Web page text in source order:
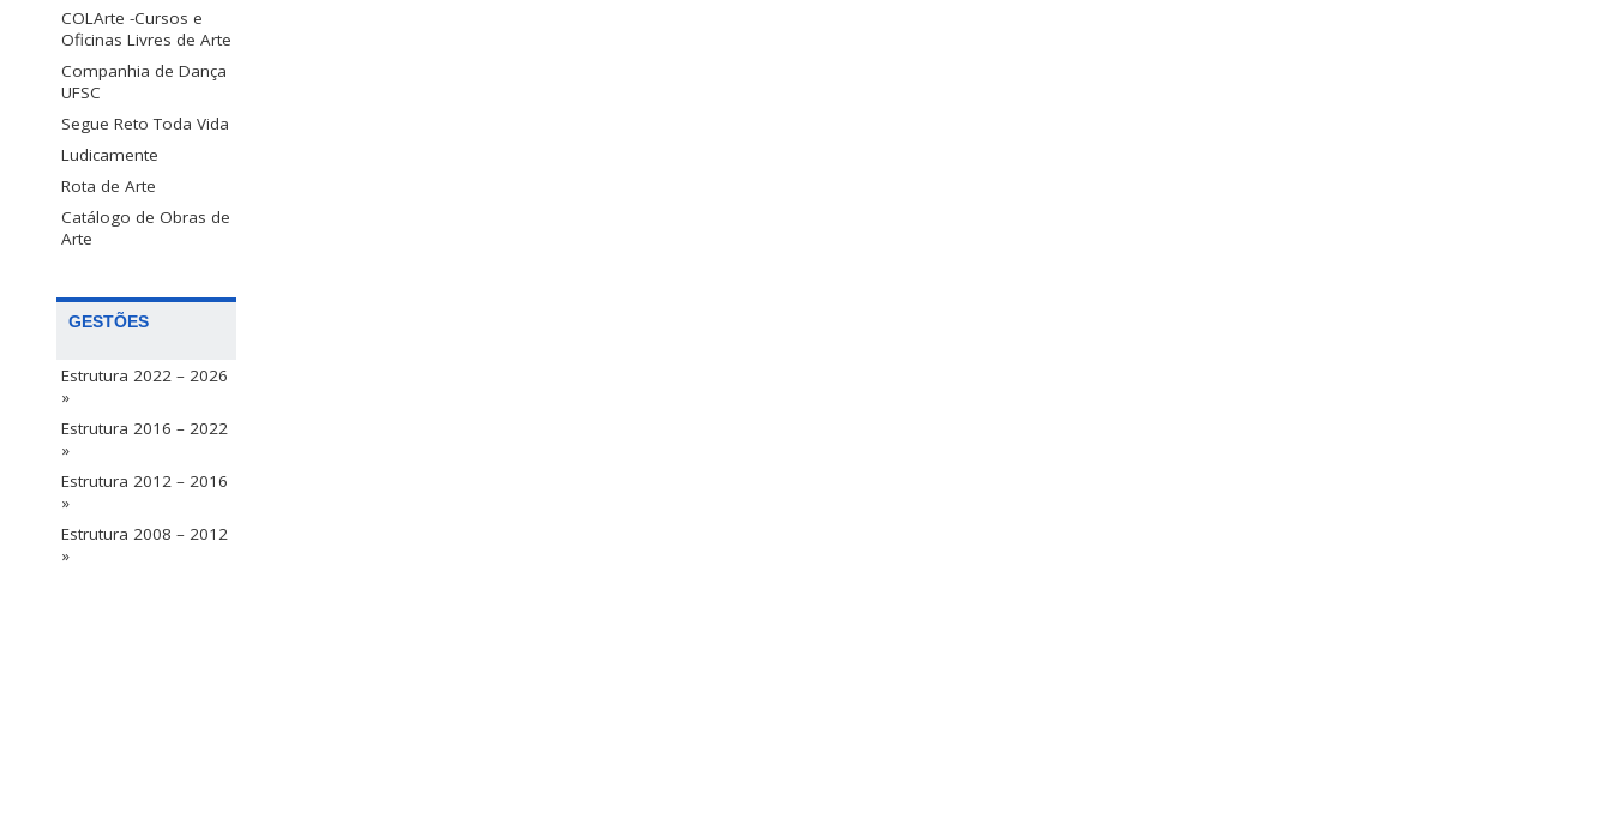
COLArte -Cursos e
Oficinas Livres de Arte
Companhia de Dança
UFSC
Segue Reto Toda Vida
Ludicamente
Rota de Arte
Catálogo de Obras de
Arte
GESTÕES
Estrutura 2022 – 2026
»
Estrutura 2016 – 2022
»
Estrutura 2012 – 2016
»
Estrutura 2008 – 2012
»